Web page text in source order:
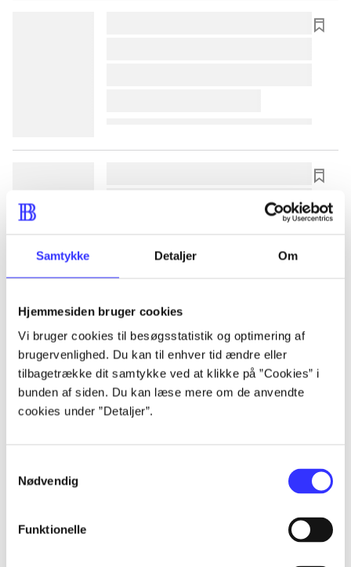
Samtykke Detaljer Om
Hjemmesiden bruger cookies
Vi bruger cookies til besøgsstatistik og optimering af
brugervenlighed. Du kan til enhver tid ændre eller
tilbagetrække dit samtykke ved at klikke på ”Cookies” i
bunden af siden. Du kan læse mere om de anvendte
cookies under ”Detaljer”.
Nødvendig
Funktionelle
lorem ipsum dolor sit amet ...
lorem ipsum dolor sit amet ...
lorem ipsum dolor sit amet ...
lorem ipsum dolor sit amet ...
lorem ipsum dolor sit amet ...
lorem ipsum dolor sit amet ...
lorem ipsum dolor sit amet ...
lorem ipsum dolor sit amet ...
lorem ipsum dolor sit amet ...
lorem ipsum dolor sit amet ...
lorem ipsum dolor sit amet ...
lorem ipsum dolor sit amet ...